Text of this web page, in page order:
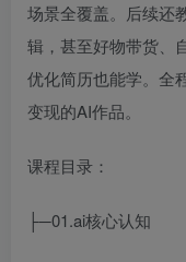
场景全覆盖。后续还
辑，甚至好物带货、
优化简历也能学。全
变现的AI作品。
课程目录：
├─01.ai核心认知